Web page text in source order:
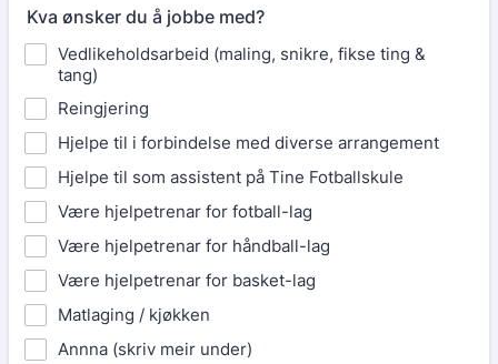
Kva ønsker du å jobbe med?
Vedlikeholdsarbeid (maling, snikre, fikse ting &
tang)
Reingjering
Hjelpe til i forbindelse med diverse arrangement
Hjelpe til som assistent på Tine Fotballskule
Være hjelpetrenar for fotball-lag
Være hjelpetrenar for håndball-lag
Være hjelpetrenar for basket-lag
Matlaging / kjøkken
Annna (skriv meir under)